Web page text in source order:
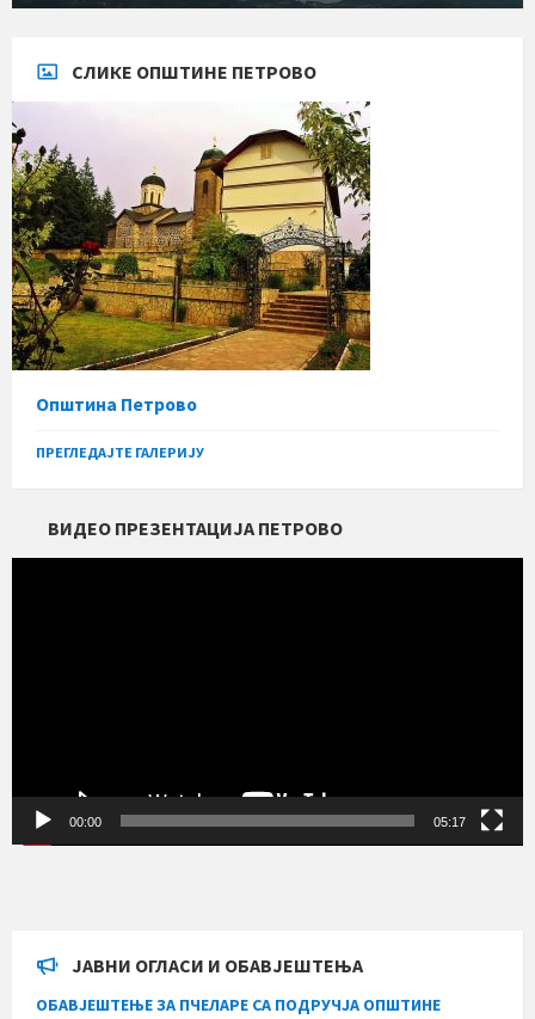
СЛИКЕ ОПШТИНЕ ПЕТРОВО
Општина Петрово
ПРЕГЛЕДАЈТЕ ГАЛЕРИЈУ
ВИДЕО ПРЕЗЕНТАЦИЈА ПЕТРОВО
00:00 05:17
ЈАВНИ ОГЛАСИ И ОБАВЈЕШТЕЊА
ОБАВЈЕШТЕЊЕ ЗА ПЧЕЛАРЕ СА ПОДРУЧЈА ОПШТИНЕ